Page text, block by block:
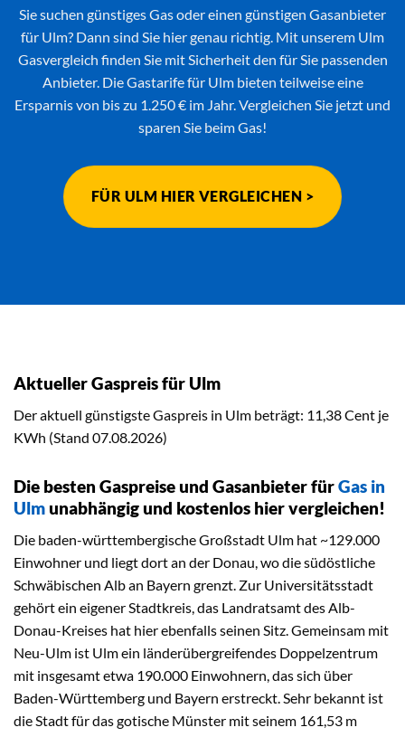
Sie suchen günstiges Gas oder einen günstigen Gasanbieter
für Ulm? Dann sind Sie hier genau richtig. Mit unserem Ulm
Gasvergleich finden Sie mit Sicherheit den für Sie passenden
Anbieter. Die Gastarife für Ulm bieten teilweise eine
Ersparnis von bis zu 1.250 € im Jahr. Vergleichen Sie jetzt und
sparen Sie beim Gas!
FÜR ULM HIER VERGLEICHEN >
Aktueller Gaspreis für Ulm
Der aktuell günstigste Gaspreis in Ulm beträgt: 11,38 Cent je
KWh (Stand 07.08.2026)
Die besten Gaspreise und Gasanbieter fürGas in
Ulm unabhängig und kostenlos hier vergleichen!
Die baden-württembergische Großstadt Ulm hat ~129.000
Einwohner und liegt dort an der Donau, wo die südöstliche
Schwäbischen Alb an Bayern grenzt. Zur Universitätsstadt
gehört ein eigener Stadtkreis, das Landratsamt des Alb-
Donau-Kreises hat hier ebenfalls seinen Sitz. Gemeinsam mit
Neu-Ulm ist Ulm ein länderübergreifendes Doppelzentrum
mit insgesamt etwa 190.000 Einwohnern, das sich über
Baden-Württemberg und Bayern erstreckt. Sehr bekannt ist
die Stadt für das gotische Münster mit seinem 161,53 m